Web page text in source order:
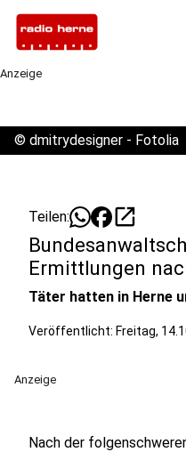
Anzeige
© dmitrydesigner - Fotolia
Teilen: open_in_new
Ermittlungen
Täter hatten in Herne
Veröffentlicht: Freitag,
Anzeige
Nach der